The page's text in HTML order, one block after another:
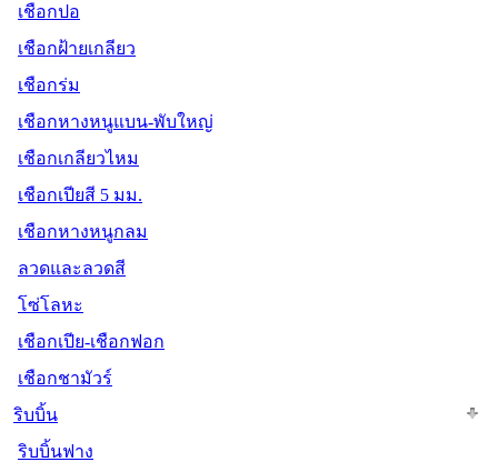
เชือกปอ
เชือกฝ้ายเกลียว
เชือกร่ม
เชือกหางหนูแบน-พับใหญ่
เชือกเกลียวไหม
เชือกเปียสี 5 มม.
เชือกหางหนูกลม
ลวดและลวดสี
โซ่โลหะ
เชือกเปีย-เชือกฟอก
เชือกชามัวร์
ริบบิ้น
ริบบิ้นฟาง